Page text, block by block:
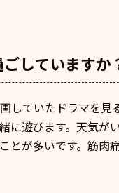
していますか
していたドラマを
に遊びます。天気が
とが多いです。筋